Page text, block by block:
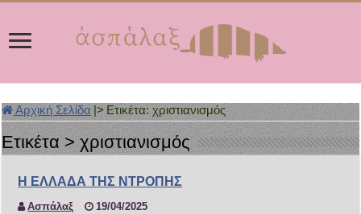
Αρχική Σελίδα |> Ετικέτα:χριστιανισμός
Ετικέτα >χριστιανισμός
Η ΕΛΛΑΔΑ ΤΗΣ ΝΤΡΟΠΗΣ
Ασπάλαξ 19/04/2025